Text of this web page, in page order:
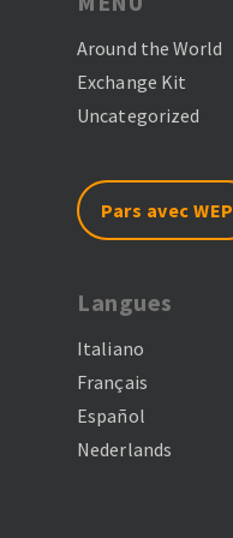
Around the World
Exchange Kit
Uncategorized
Pars avec WEP
Langues
Italiano
Français
Español
Nederlands